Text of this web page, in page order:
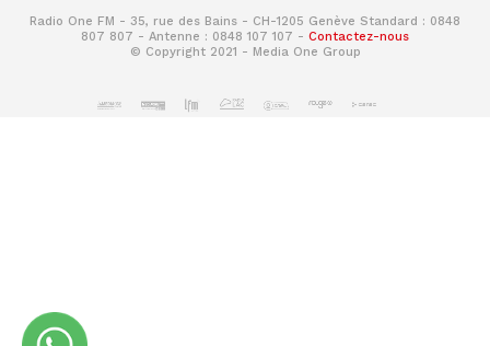
Radio One FM - 35, rue des Bains - CH-1205 Genève Standard : 0848
807 807 - Antenne : 0848 107 107 - Contactez-nous
© Copyright 2021 - Media One Group